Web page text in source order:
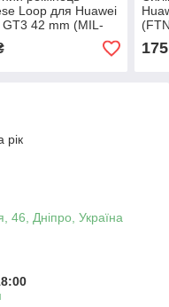
Loop для Huawei
GT3 42 mm (MIL-
| 20 мм |
175
рік
46, Дніпро, Україна